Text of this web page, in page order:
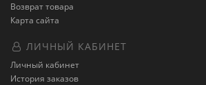
Возврат товара
Карта сайта
ЛИЧНЫЙ КАБИНЕТ
Личный кабинет
История заказов